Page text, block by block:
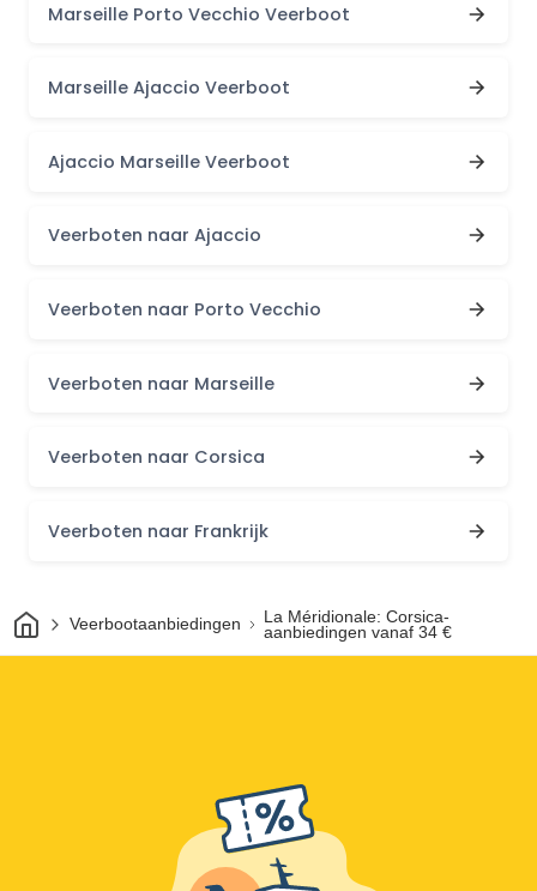
Marseille Porto Vecchio Veerboot
Marseille Ajaccio Veerboot
Ajaccio Marseille Veerboot
Veerboten naar Ajaccio
Veerboten naar Porto Vecchio
Veerboten naar Marseille
Veerboten naar Corsica
Veerboten naar Frankrijk
ThuisVeerbootaanbiedingen
La Méridionale: Corsica-
aanbiedingen vanaf 34 €